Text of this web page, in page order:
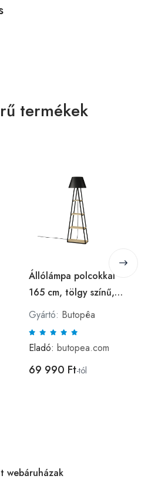
termékek
Állólámpa polcokkal
165 cm, tölgy színű,
fekete - TRIGULI -
Gyártó: Butopêa
Eladó: butopea.com
69 990 Ft-tól
webáruházak